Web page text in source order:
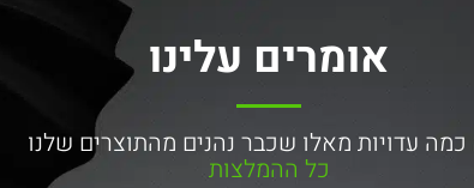
אומרים עלינו
כמה עדויות מאלו שכבר נהנים מהתוצרים שלנו
כל ההמלצות